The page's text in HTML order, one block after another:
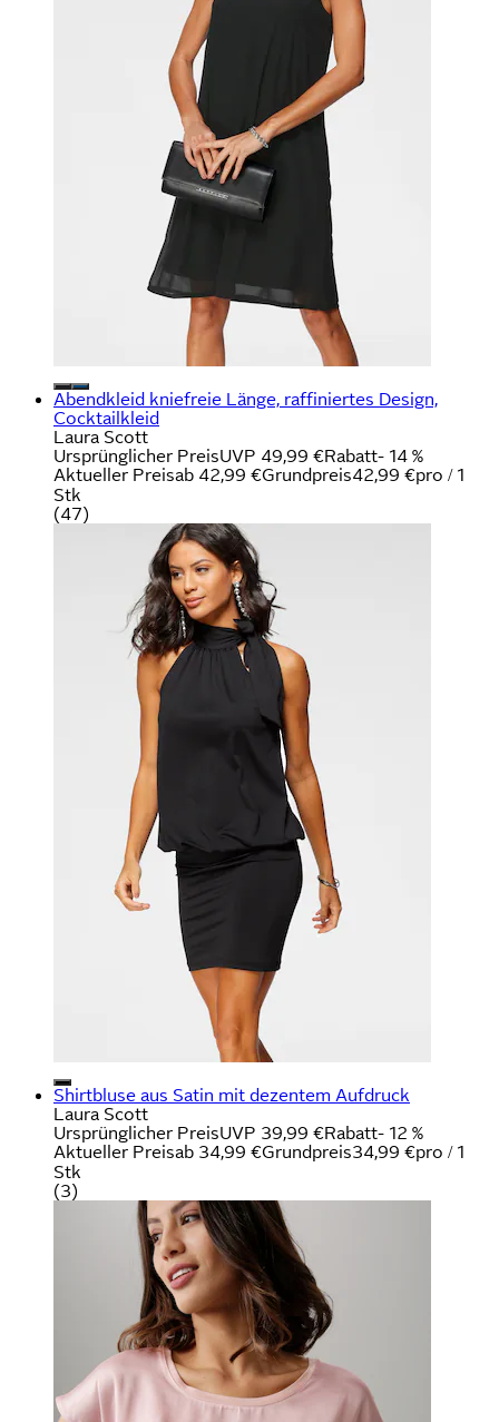
Abendkleid kniefreie Länge, raffiniertes Design,
Cocktailkleid
Laura Scott
Ursprünglicher PreisUVP 49,99 €Rabatt- 14 %
Aktueller Preisab 42,99 €Grundpreis42,99 €pro / 1
Stk
(47)
Shirtbluse aus Satin mit dezentem Aufdruck
Laura Scott
Ursprünglicher PreisUVP 39,99 €Rabatt- 12 %
Aktueller Preisab 34,99 €Grundpreis34,99 €pro / 1
Stk
(3)